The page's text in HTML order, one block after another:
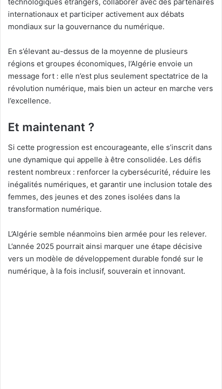
technologiques étrangers, collaborer avec des partenaires
internationaux et participer activement aux débats
mondiaux sur la gouvernance du numérique.
En s’élevant au-dessus de la moyenne de plusieurs
régions et groupes économiques, l’Algérie envoie un
message fort : elle n’est plus seulement spectatrice de la
révolution numérique, mais bien un acteur en marche vers
l’excellence.
Et maintenant ?
Si cette progression est encourageante, elle s’inscrit dans
une dynamique qui appelle à être consolidée. Les défis
restent nombreux : renforcer la cybersécurité, réduire les
inégalités numériques, et garantir une inclusion totale des
femmes, des jeunes et des zones isolées dans la
transformation numérique.
L’Algérie semble néanmoins bien armée pour les relever.
L’année 2025 pourrait ainsi marquer une étape décisive
vers un modèle de développement durable fondé sur le
numérique, à la fois inclusif, souverain et innovant.